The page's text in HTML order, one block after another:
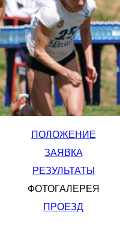
ПОЛОЖЕНИЕ
ЗАЯВКА
РЕЗУЛЬТАТЫ
ФОТОГАЛЕРЕЯ
ПРОЕЗД